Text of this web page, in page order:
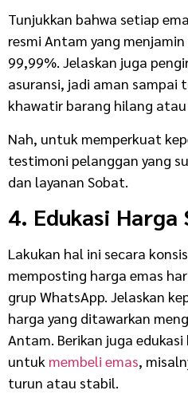
Tunjukkan bahwa setiap
resmi Antam yang
99,99%. Jelaskan juga
asuransi, jadi aman sampai
khawatir barang hilang
Nah, untuk memperkuat
testimoni pelanggan yang
dan layanan Sobat.
4. Edukasi Harga
Lakukan hal ini secara
memposting harga emas
grup WhatsApp. Jelaskan
harga yang ditawarkan
Antam. Berikan juga
untuk membeli emas,
turun atau stabil.